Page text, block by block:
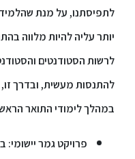
לתפיסתנו, על מנת
יותר עליה להיות מלווה
לרשות הסטודנטים
להתנסות מעשית, ובדרך
במהלך לימודי התואר
פרויקט גמר יישומי: